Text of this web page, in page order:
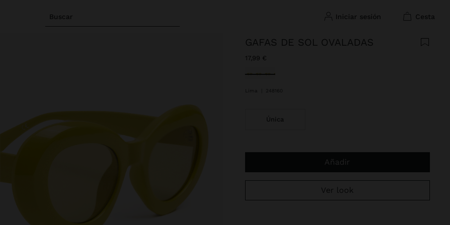
Buscar iniciar sesión cesta
GAFAS DE SOL OVALADAS
17,99 €
Seleccionado
Lima 248160
Única
Añadir
Ver look